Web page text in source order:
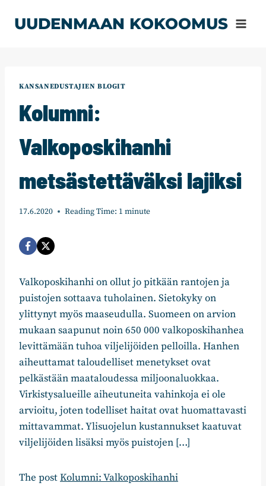
sisältöön
UUDENMAAN KOKOOMUS
KANSANEDUSTAJIEN BLOGIT
Kolumni:
Valkoposkihanhi
metsästettäväksi lajiksi
17.6.2020 Reading Time: 1 minute
Valkoposkihanhi on ollut jo pitkään rantojen ja
puistojen sottaava tuholainen. Sietokyky on
ylittynyt myös maaseudulla. Suomeen on arvion
mukaan saapunut noin 650 000 valkoposkihanhea
levittämään tuhoa viljelijöiden pelloilla. Hanhen
aiheuttamat taloudelliset menetykset ovat
pelkästään maataloudessa miljoonaluokkaa.
Virkistysalueille aiheutuneita vahinkoja ei ole
arvioitu, joten todelliset haitat ovat huomattavasti
mittavammat. Ylisuojelun kustannukset kaatuvat
viljelijöiden lisäksi myös puistojen […]
The postKolumni: Valkoposkihanhi